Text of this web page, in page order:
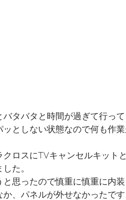
タバタと時間が過ぎて行って
としない状態なので何も作
ロスにTVキャンセルキット
た。
思ったので慎重に慎重に内
、パネルが外せなかったで